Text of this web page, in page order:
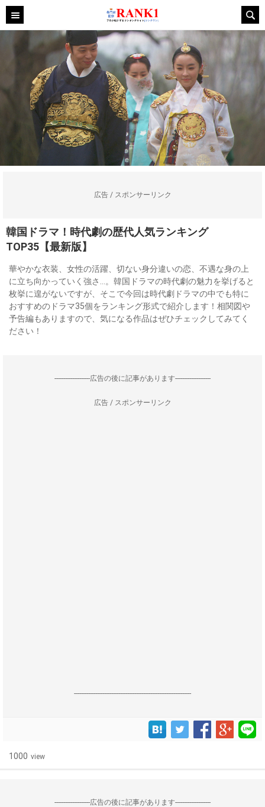
広告 / スポンサーリンク
韓国ドラマ！時代劇の歴代人気ランキング
TOP35【最新版】
華やかな衣装、女性の活躍、切ない身分違いの恋、不遇な身の上
に立ち向かっていく強さ…。韓国ドラマの時代劇の魅力を挙げると
枚挙に遑がないですが、そこで今回は時代劇ドラマの中でも特に
おすすめのドラマ35個をランキング形式で紹介します！相関図や
予告編もありますので、気になる作品はぜひチェックしてみてく
ださい！
--------------------広告の後に記事があります--------------------
広告 / スポンサーリンク
------------------------------------------------------------------
1000 view
--------------------広告の後に記事があります--------------------